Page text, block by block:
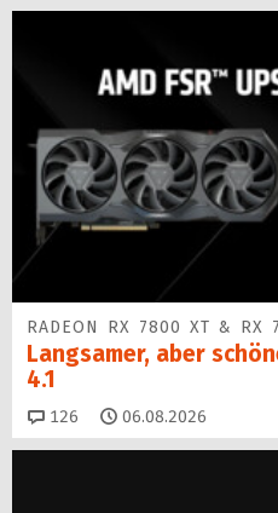
RADEON RX 7800 XT & RX
Langsamer, aber
4.1
126 Kommentare
06.08.2026